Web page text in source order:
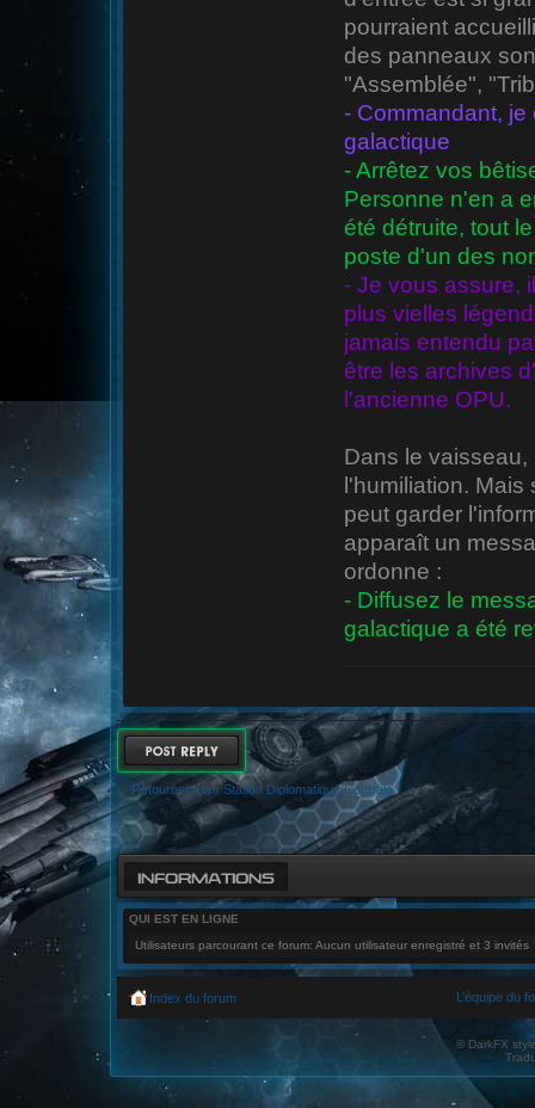
pourraient
des panneaux
"Assemblée",
- Commandant,
galactique
- Arrêtez vos
Personne n'en a
été détruite, tout
poste d'un des
- Je vous assure,
plus vielles
jamais entendu
être les archives
l'ancienne OPU.
Dans le
l'humiliation.
peut garder
apparaît un
ordonne :
- Diffusez le
galactique a été
RÉPONDRE
Retourner vers Station Diplomatique Centrale
INFORMATIONS
QUI EST EN LIGNE
Utilisateurs parcourant ce forum: Aucun utilisateur enregistré et 3 invités
Index du forum L’équipe du
© DarkFX